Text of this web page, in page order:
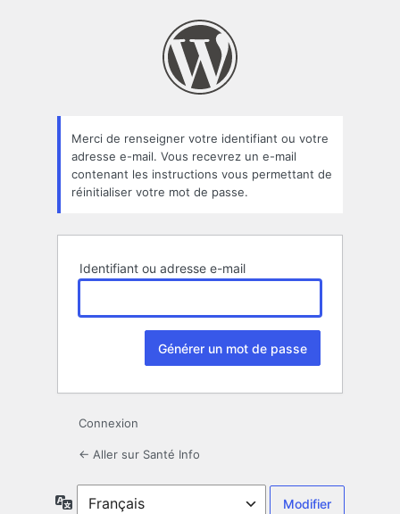
oublié
Merci de renseigner votre identifiant ou votre
adresse e-mail. Vous recevrez un e-mail
contenant les instructions vous permettant de
réinitialiser votre mot de passe.
Identifiant ou adresse e-mail
Connexion
← Aller sur Santé Info
Langue